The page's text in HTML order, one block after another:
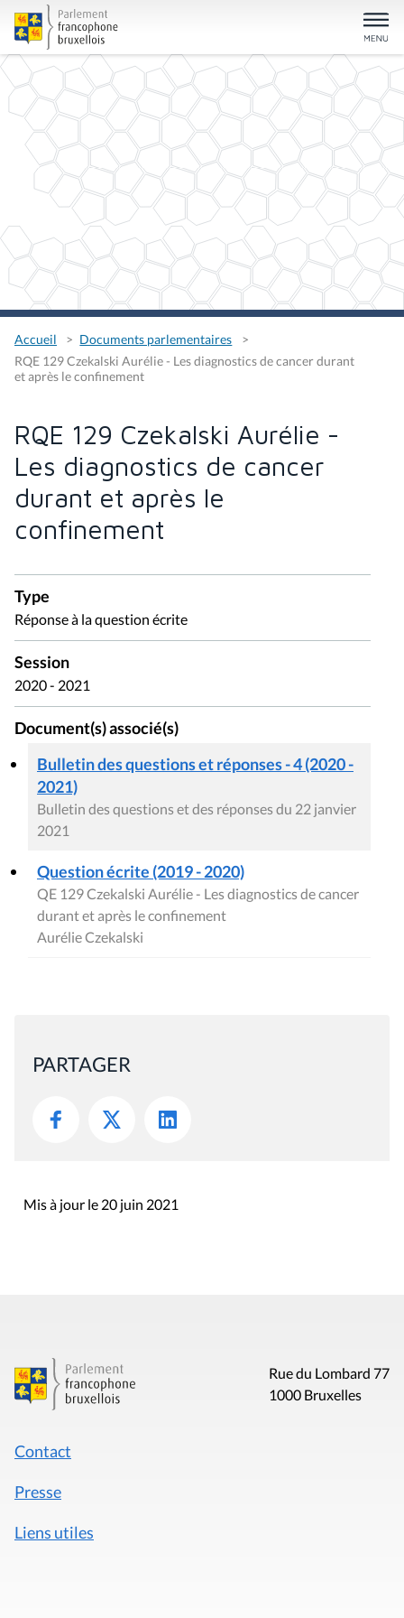
Accueil
Documents parlementaires
RQE 129 Czekalski Aurélie - Les diagnostics de cancer durant
et après le confinement
RQE 129 Czekalski Aurélie -
Les diagnostics de cancer
durant et après le
confinement
Type
Réponse à la question écrite
Session
2020 - 2021
Document(s) associé(s)
Bulletin des questions et réponses - 4 (2020 -
2021)
Bulletin des questions et des réponses du 22 janvier
2021
Question écrite (2019 - 2020)
QE 129 Czekalski Aurélie - Les diagnostics de cancer
durant et après le confinement
Aurélie Czekalski
PARTAGER
Mis à jour le 20 juin 2021
Rue du Lombard 77
1000 Bruxelles
Contact
Presse
Liens utiles